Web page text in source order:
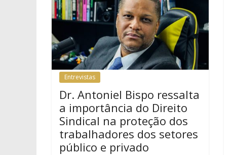
Entrevistas
Dr. Antoniel Bispo ressalta
a importância do Direito
Sindical na proteção dos
trabalhadores dos setores
público e privado